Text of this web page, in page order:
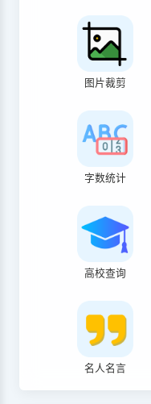
图片裁剪
字数统计
高校查询
名人名言